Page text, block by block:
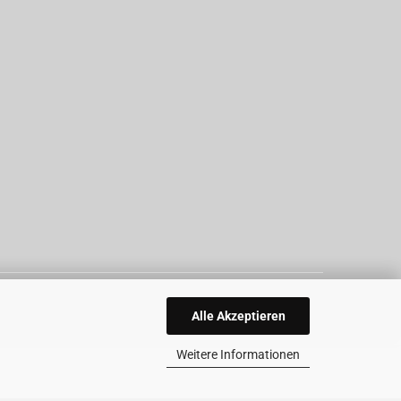
Alle Akzeptieren
Weitere Informationen